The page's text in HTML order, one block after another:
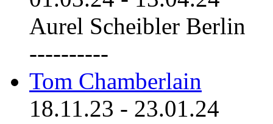
Aurel Scheibler Berlin
----------
Tom Chamberlain
18.11.23 - 23.01.24